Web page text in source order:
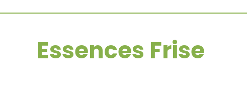
Essences Frise